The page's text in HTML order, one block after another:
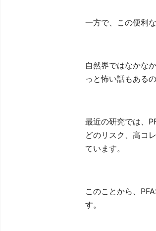
一方で、この便利
自然界ではなかな
っと怖い話もあるの
最近の研究では、
どのリスク、高コ
ています。
このことから、
す。